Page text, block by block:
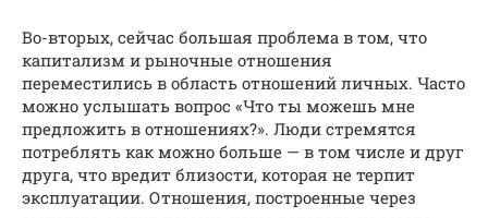
Во-вторых, сейчас большая проблема в том, что
капитализм и рыночные отношения
переместились в область отношений личных. Часто
можно услышать вопрос «Что ты можешь мне
предложить в отношениях?». Люди стремятся
потреблять как можно больше — в том числе и друг
друга, что вредит близости, которая не терпит
эксплуатации. Отношения, построенные через